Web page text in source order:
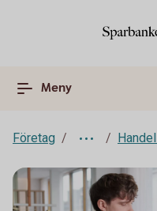
Meny
Företag